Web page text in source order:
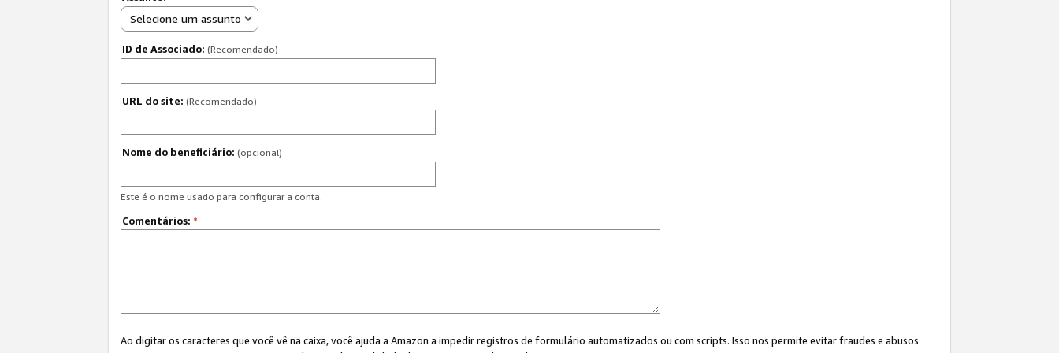
Selecione um assunto
ID de Associado: (Recomendado)
URL do site: (Recomendado)
Nome do beneficiário: (opcional)
Este é o nome usado para configurar a conta.
Comentários: *
Ao digitar os caracteres que você vê na caixa, você ajuda a Amazon a impedir registros de formulário automatizados ou com scripts. Isso nos permite evitar fraudes e abusos